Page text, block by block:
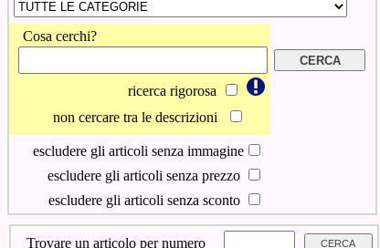
Cosa cerchi?
ricerca rigorosa
non cercare tra le descrizioni
escludere gli articoli senza immagine
escludere gli articoli senza prezzo
escludere gli articoli senza sconto
Trovare un articolo per numero